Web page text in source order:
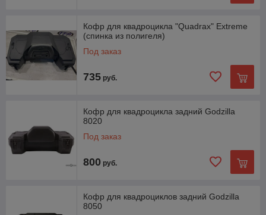
Кофр для квадроцикла "Quadrax" Extreme
(спинка из полигеля)
Под заказ
735 руб.
Кофр для квадроцикла задний Godzilla
8020
Под заказ
800 руб.
Кофр для квадроциклов задний Godzilla
8050